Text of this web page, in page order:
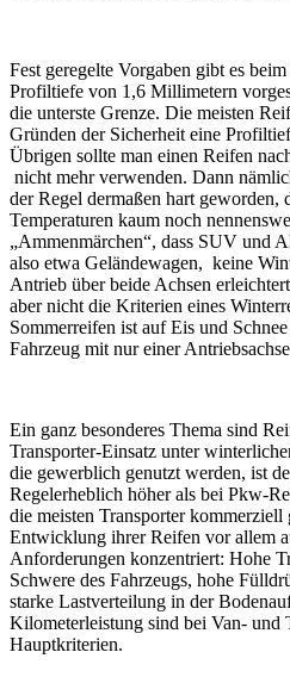
Fest geregelte Vorgaben gibt es
Profiltiefe von 1,6 Millimetern
die unterste Grenze. Die meisten
Gründen der Sicherheit eine
Übrigen sollte man einen Reifen
nicht mehr verwenden. Dann
der Regel dermaßen hart geworden,
Temperaturen kaum noch
„Ammenmärchen“, dass SUV und
also etwa Geländewagen, keine
Antrieb über beide Achsen
aber nicht die Kriterien eines
Sommerreifen ist auf Eis und
Fahrzeug mit nur einer
Ein ganz besonderes Thema sind
Transporter-Einsatz unter
die gewerblich genutzt werden, ist
Regelerheblich höher als bei Pkw-
die meisten Transporter
Entwicklung ihrer Reifen vor allem
Anforderungen konzentriert: Hohe
Schwere des Fahrzeugs, hohe
starke Lastverteilung in der
Kilometerleistung sind bei Van- und
Hauptkriterien.